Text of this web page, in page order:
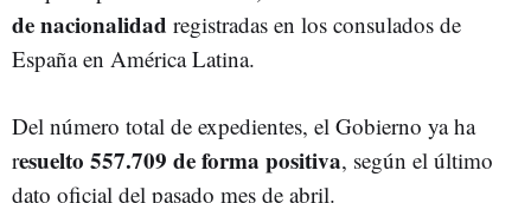
de nacionalidad registradas en los consulados de
España en América Latina.
Del número total de expedientes, el Gobierno ya ha
resuelto 557.709 de forma positiva, según el último
dato oficial del pasado mes de abril.